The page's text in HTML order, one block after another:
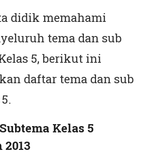
didik memahami
tema dan sub
5, berikut ini
daftar tema dan sub
Kelas 5